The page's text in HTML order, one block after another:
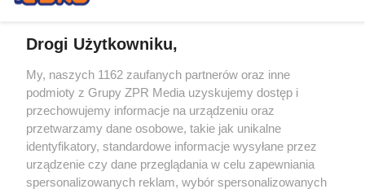
Żaden utwór zamieszczony w serwisie nie może być powielany i
rozpowszechniany lub dalej rozpowszechniany w jakikolwiek sposób (w
tym także elektroniczny lub mechaniczny) na jakimkolwiek polu
eksploatacji w jakiejkolwiek formie, włącznie z umieszczaniem w Internecie
bez pisemnej zgody właściciela praw. Jakiekolwiek użycie lub
wykorzystanie utworów w całości lub w części z naruszeniem prawa, tzn.
bez właściwej zgody, jest zabronione pod groźbą kary i może być ścigane
prawnie.
Drogi Użytkowniku,
My, naszych 1162 zaufanych partnerów oraz inne
podmioty z Grupy ZPR Media uzyskujemy dostęp i
przechowujemy informacje na urządzeniu oraz
przetwarzamy dane osobowe, takie jak unikalne
identyfikatory, standardowe informacje wysyłane przez
urządzenie czy dane przeglądania w celu zapewniania
spersonalizowanych reklam, wybór spersonalizowanych